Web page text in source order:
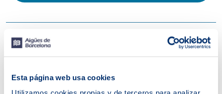
Esta página web usa cookies
Castelldefels en directo
Temperatura